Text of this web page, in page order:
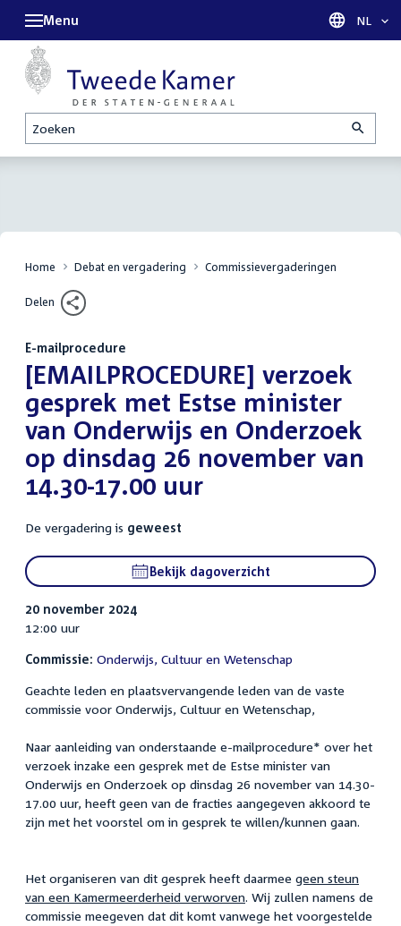
Zoeken
Menu Taal
NL
Home Debat en vergadering Commissievergaderingen
Delen
E-mailprocedure
:[EMAILPROCEDURE] verzoek
gesprek met Estse minister
van Onderwijs en Onderzoek
op dinsdag 26 november van
14.30-17.00 uur
De vergadering is geweest
Bekijk dagoverzicht
20 november 2024
12:00 uur
Commissie: Onderwijs, Cultuur en Wetenschap
Geachte leden en plaatsvervangende leden van de vaste
commissie voor Onderwijs, Cultuur en Wetenschap,
Naar aanleiding van onderstaande e-mailprocedure* over het
verzoek inzake een gesprek met de Estse minister van
Onderwijs en Onderzoek op dinsdag 26 november van 14.30-
17.00 uur, heeft geen van de fracties aangegeven akkoord te
zijn met het voorstel om in gesprek te willen/kunnen gaan.
Het organiseren van dit gesprek heeft daarmee geen steun
van een Kamermeerderheid verworven. Wij zullen namens de
commissie meegeven dat dit komt vanwege het voorgestelde